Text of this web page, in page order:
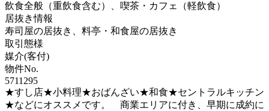
飲食全般（重飲食含む）、喫茶・カフェ（軽飲食）
居抜き情報
寿司屋の居抜き、料亭・和食屋の居抜き
取引態様
媒介(客付)
物件No.
5711295
★すし店★小料理★おばんざい★和食★セントラルキッチン
★などにオススメです。 商業エリアに付き、早期に成約に